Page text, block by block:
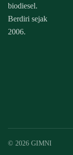
biodiesel.
Berdiri sejak
2006.
© 2026 GIMNI